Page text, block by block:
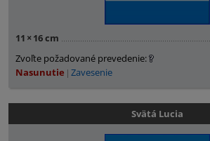
11 × 16 cm
Zvoľte požadované prevedenie:
Nasunutie Zavesenie
Svätá Lucia